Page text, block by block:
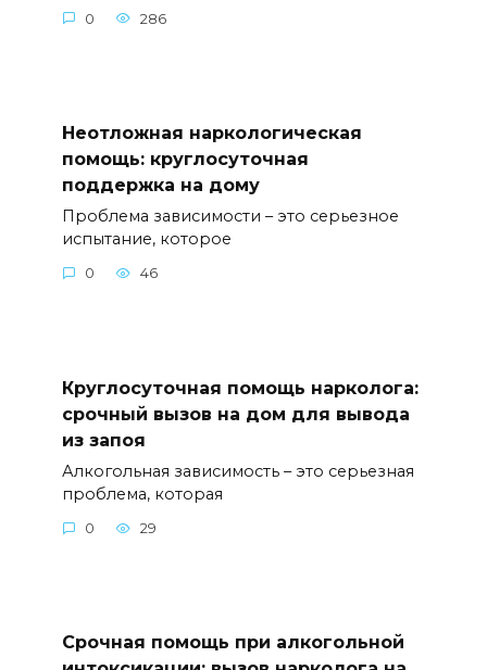
0 286
Неотложная наркологическая
помощь: круглосуточная
поддержка на дому
Проблема зависимости – это серьезное
испытание, которое
0 46
Круглосуточная помощь нарколога:
срочный вызов на дом для вывода
из запоя
Алкогольная зависимость – это серьезная
проблема, которая
0 29
Срочная помощь при алкогольной